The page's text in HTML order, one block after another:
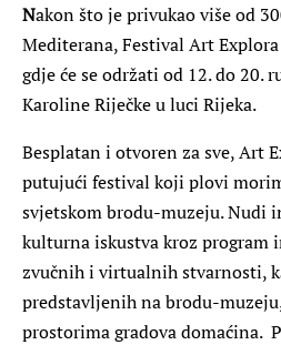
Nakon što je privukao više od
Mediterana, Festival Art
gdje će se održati od 12. do 20.
Karoline Riječke u luci Rijeka.
Besplatan i otvoren za sve, Art
putujući festival koji plovi
svjetskom brodu-muzeju. Nudi
kulturna iskustva kroz
zvučnih i virtualnih stvarnosti,
predstavljenih na brodu-
prostorima gradova domaćina.